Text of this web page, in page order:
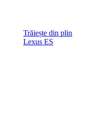
Trăiește din plin
Lexus ES